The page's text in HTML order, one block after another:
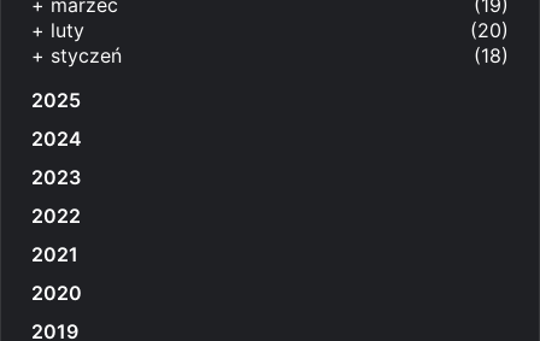
+ marzec
(19)
+ luty
(20)
+ styczeń
(18)
2025
2024
2023
2022
2021
2020
2019